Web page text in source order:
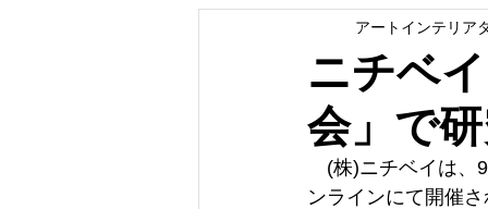
ニチベ
会」で
アートインテリア
(株)ニチベイは、
ンラインにて開催